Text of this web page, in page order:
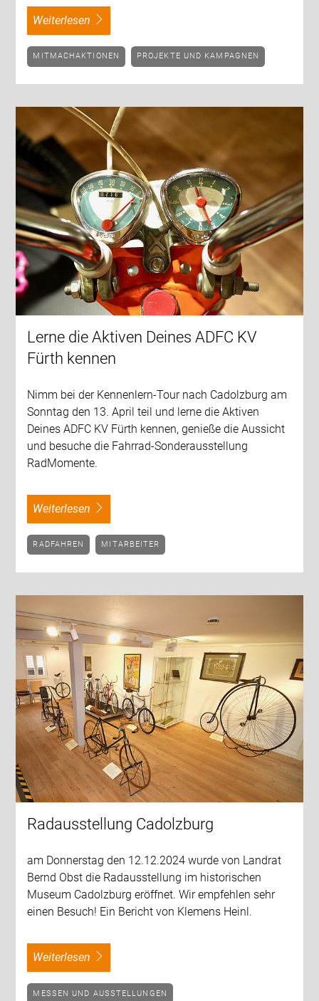
weiterlesen
MITMACHAKTIONEN PROJEKTE UND KAMPAGNEN
Lerne die Aktiven Deines ADFC KV
Fürth kennen
Nimm bei der Kennenlern-Tour nach Cadolzburg am
Sonntag den 13. April teil und lerne die Aktiven
Deines ADFC KV Fürth kennen, genieße die Aussicht
und besuche die Fahrrad-Sonderausstellung
RadMomente.
weiterlesen
RADFAHREN MITARBEITER
Radausstellung Cadolzburg
am Donnerstag den 12.12.2024 wurde von Landrat
Bernd Obst die Radausstellung im historischen
Museum Cadolzburg eröffnet. Wir empfehlen sehr
einen Besuch! Ein Bericht von Klemens Heinl.
weiterlesen
MESSEN UND AUSSTELLUNGEN